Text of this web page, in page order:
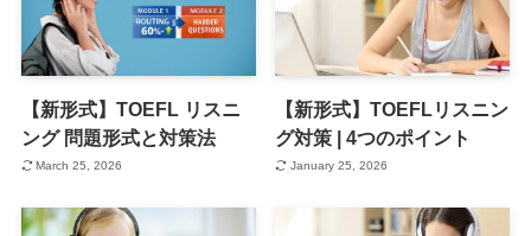
【新形式】TOEFL リスニ
ング 問題形式と対策法
March 25, 2026
【新形式】TOEFLリスニン
グ対策 | 4つのポイント
January 25, 2026